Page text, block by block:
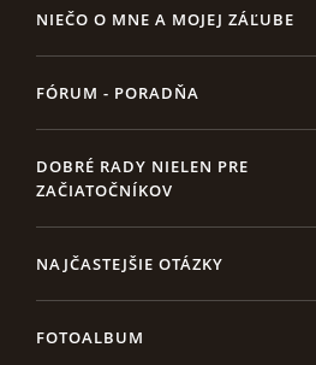
NIEČO O MNE A MOJEJ ZÁĽUBE
FÓRUM - PORADŇA
DOBRÉ RADY NIELEN PRE
ZAČIATOČNÍKOV
NAJČASTEJŠIE OTÁZKY
FOTOALBUM